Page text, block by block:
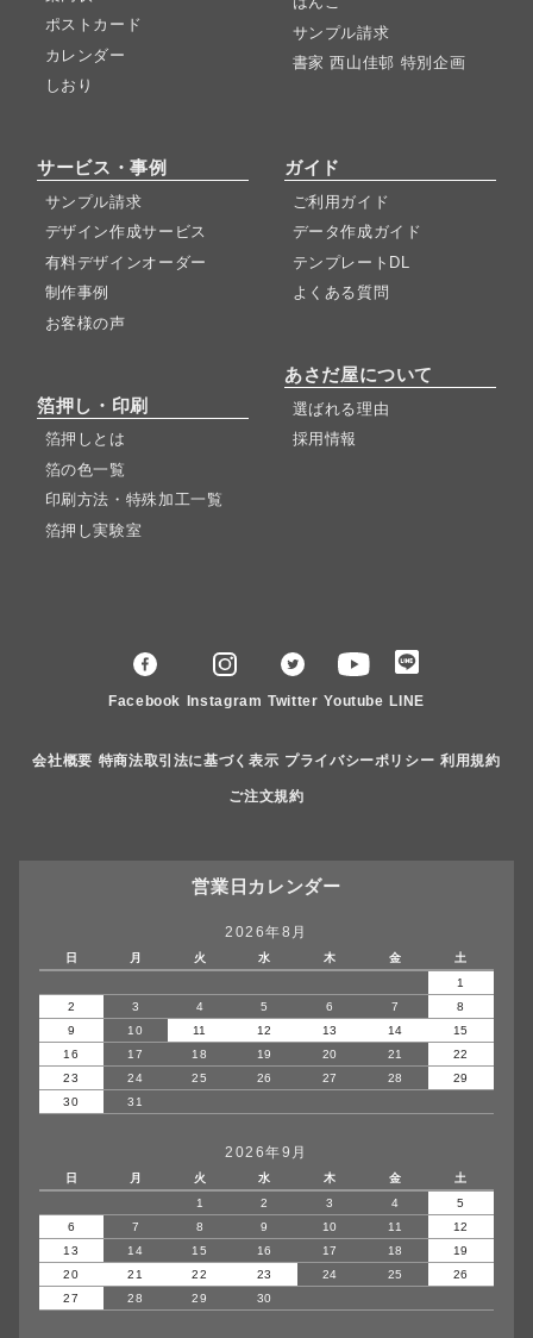
ポストカード
カレンダー
しおり
サンプル請求
書家 西山佳邨 特別企画
サービス・事例
サンプル請求
デザイン作成サービス
有料デザインオーダー
制作事例
お客様の声
箔押し・印刷
箔押しとは
箔の色一覧
印刷方法・特殊加工一覧
箔押し実験室
ガイド
ご利用ガイド
データ作成ガイド
テンプレートDL
よくある質問
あさだ屋について
選ばれる理由
採用情報
Facebook Instagram Twitter Youtube LINE
会社概要 特商法取引法に基づく表示 プライバシーポリシー 利用規約
ご注文規約
営業日カレンダー
2026年8月
日 月 火 水 木 金
土
1
2
3 4 5 6 7
8
9
10 11 12 13 14
15
16
17 18 19 20 21
22
23
24 25 26 27 28
29
30
31
2026年9月
日 月 火 水 木 金
土
1
2 3 4
5
6
7 8 9 10 11
12
13
14 15 16 17 18
19
20
21 22 23 24 25
26
27
28 29 30